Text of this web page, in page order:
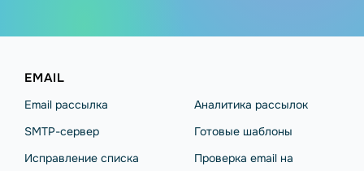
EMAIL
Email рассылка
SMTP-сервер
Исправление списка
Аналитика рассылок
Готовые шаблоны
Проверка email на